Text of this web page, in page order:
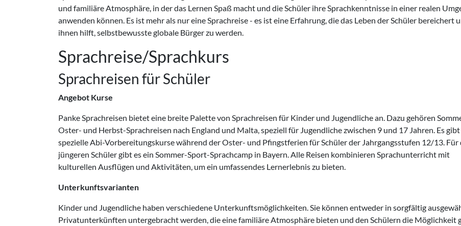
und familiäre Atmosphäre, in der das Lernen Spaß macht und die Schüler ihre Sprachkenntnisse in einer realen
anwenden können. Es ist mehr als nur eine Sprachreise - es ist eine Erfahrung, die das Leben der Schüler bereichert
ihnen hilft, selbstbewusste globale Bürger zu werden.
Sprachreise/Sprachkurs
Sprachreisen für Schüler
Angebot Kurse
Panke Sprachreisen bietet eine breite Palette von Sprachreisen für Kinder und Jugendliche an. Dazu gehören
Oster- und Herbst-Sprachreisen nach England und Malta, speziell für Jugendliche zwischen 9 und 17 Jahren. Es gibt
spezielle Abi-Vorbereitungskurse während der Oster- und Pfingstferien für Schüler der Jahrgangsstufen 12/13. Für
jüngeren Schüler gibt es ein Sommer-Sport-Sprachcamp in Bayern. Alle Reisen kombinieren Sprachunterricht mit
kulturellen Ausflügen und Aktivitäten, um ein umfassendes Lernerlebnis zu bieten.
Unterkunftsvarianten
Kinder und Jugendliche haben verschiedene Unterkunftsmöglichkeiten. Sie können entweder in sorgfältig
Privatunterkünften untergebracht werden, die eine familiäre Atmosphäre bieten und den Schülern die Möglichkeit